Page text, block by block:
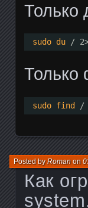
Только
sudo du /
sudo find /
Как
Posted byRomanon